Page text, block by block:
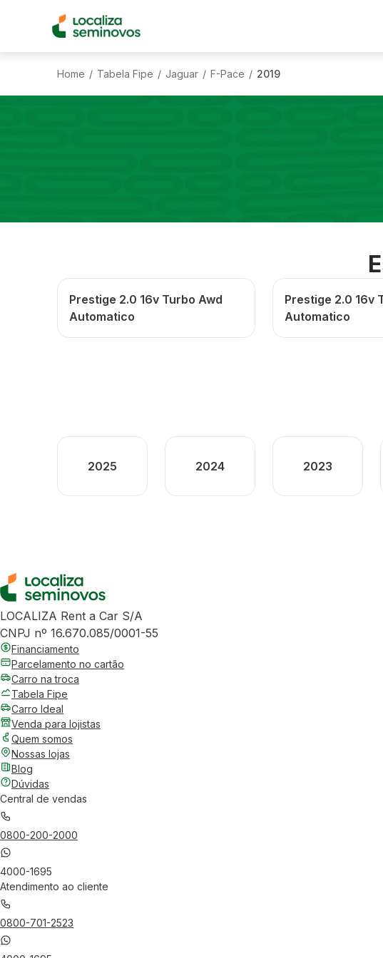
Home / Tabela Fipe / Jaguar / F-Pace / 2019
Prestige 2.0 16v Turbo Awd
Automatico
Prestige 2.0 16v
Automatico
2025 2024 2023
LOCALIZA Rent a Car S/A
CNPJ nº 16.670.085/0001-55
Financiamento
Parcelamento no cartão
Carro na troca
Tabela Fipe
Carro Ideal
Venda para lojistas
Quem somos
Nossas lojas
Blog
Dúvidas
Central de vendas
0800-200-2000
4000-1695
Atendimento ao cliente
0800-701-2523